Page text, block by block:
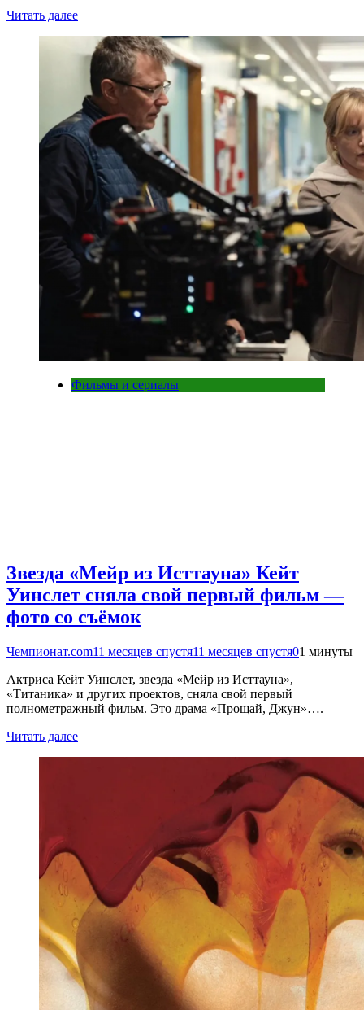
Читать далее
Фильмы и сериалы
Звезда «Мейр из Исттауна» Кейт
Уинслет сняла свой первый фильм —
фото со съёмок
Чемпионат.com11 месяцев спустя11 месяцев спустя01 минуты
Актриса Кейт Уинслет, звезда «Мейр из Исттауна»,
«Титаника» и других проектов, сняла свой первый
полнометражный фильм. Это драма «Прощай, Джун»….
Читать далее